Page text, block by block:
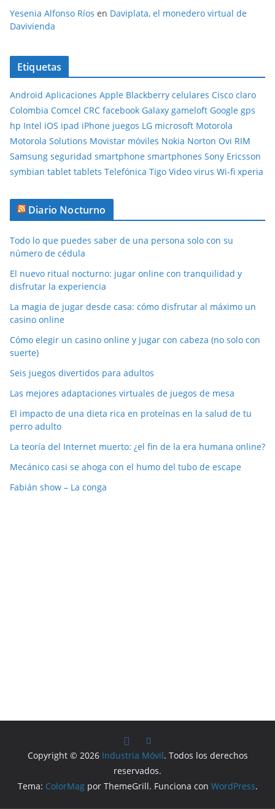
Yesenia Alfonso Ríos en Daviplata, el monedero virtual de
Davivienda
Etiquetas
Android Aplicaciones Apple Blackberry celulares Cisco claro
Colombia Comcel CRC facebook Galaxy gameloft Google gps
hp Intel iOS ipad iPhone juegos LG microsoft Motorola
Motorola Solutions Movistar móviles Nokia Norton Ovi RIM
Samsung seguridad smartphone smartphones Sony Ericsson
symbian tablet tablets Telefónica Tigo Video virus Wi-fi xperia
Diario Nocturno
Todo lo que puedes saber de una persona solo con su
número de cédula
El nuevo ritual nocturno: jugar online con tranquilidad y
disfrutar la experiencia
La magia de jugar desde casa: cómo disfrutar al máximo un
casino online
Cómo elegir un casino online y jugar con cabeza (no solo con
suerte)
Seis juegos divertidos para adultos
Las mejores adaptaciones virtuales de juegos de mesa
El impacto de una dieta rica en proteínas en la salud de tu
perro adulto
La teoría del Internet muerto: ¿el fin de la era humana online?
Mecánico casi se ahoga con el humo del tubo de escape
Fabián show – La conga
Copyright © 2026 Industria Móvil. Todos los derechos
reservados.
Tema: ColorMagpor ThemeGrill. Funciona con WordPress.